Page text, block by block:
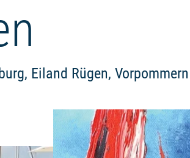
Eiland Rügen, Vorpommern
Meer lezen: "CONCERT JEUGD